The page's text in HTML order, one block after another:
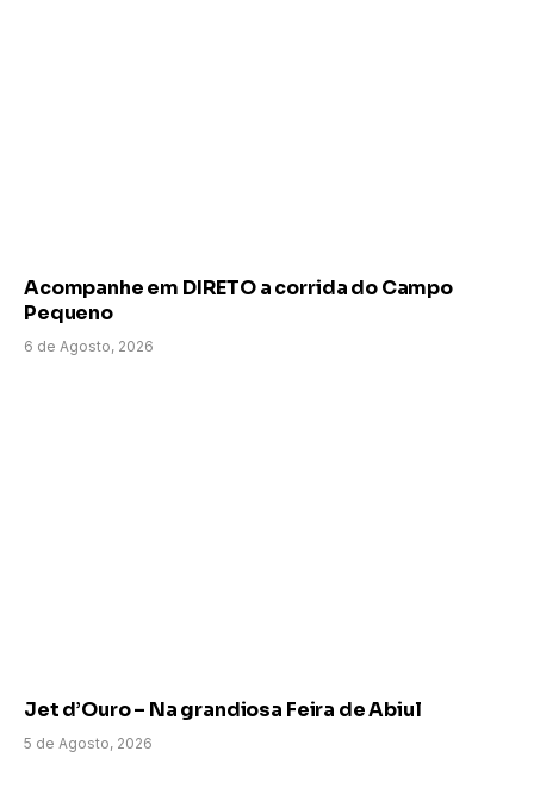
Acompanhe em DIRETO a corrida do Campo
Pequeno
6 de Agosto, 2026
Jet d’Ouro – Na grandiosa Feira de Abiul
5 de Agosto, 2026